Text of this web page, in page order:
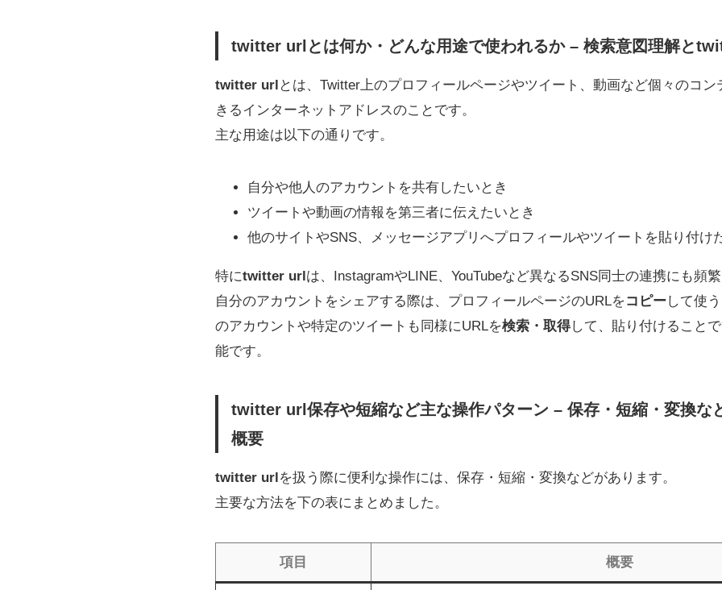
twitter urlとは何か・どんな用途で使われるか – 検索意図理解と
twitter url とは、Twitter上のプロフィールページやツイート、動画など個々のコ
きるインターネットアドレスのことです。
主な用途は以下の通りです。
自分や他人のアカウントを共有したいとき
ツイートや動画の情報を第三者に伝えたいとき
他のサイトやSNS、メッセージアプリへプロフィールやツイートを貼り付け
特にtwitter urlは、InstagramやLINE、YouTubeなど異なるSNS同士の連携にも頻繁
自分のアカウントをシェアする際は、プロフィールページのURLをコピーして使
のアカウントや特定のツイートも同様にURLを検索・取得して、貼り付けること
能です。
twitter url保存や短縮など主な操作パターン – 保存・短縮・変換な
概要
twitter url を扱う際に便利な操作には、保存・短縮・変換などがあります。
主要な方法を下の表にまとめました。
項目 概要